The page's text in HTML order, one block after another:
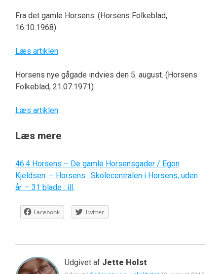
Fra det gamle Horsens. (Horsens Folkeblad,
16.10.1968)
Læs artiklen
Horsens nye gågade indvies den 5. august. (Horsens
Folkeblad, 21.07.1971)
Læs artiklen
Læs mere
46.4 Horsens – De gamle Horsensgader / Egon
Kjeldsen. – Horsens : Skolecentralen i Horsens, uden
år. – 31 blade : ill.
Facebook Twitter
Udgivet af Jette Holst